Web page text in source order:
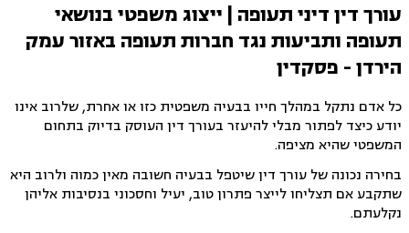
עורך דין דיני תעופה | ייצוג משפטי בנושאי
תעופה ותביעות נגד חברות תעופה באזור עמק
הירדן - פסקדין
כל אדם נתקל במהלך חייו בבעיה משפטית כזו או אחרת, שלרוב אינו
יודע כיצד לפתור מבלי להיעזר בעורך דין העוסק בדיוק בתחום
המשפטי שהיא מציפה.
בחירה נכונה של עורך דין שיטפל בבעיה חשובה מאין כמוה ולרוב היא
שתקבע אם תצליחו לייצר פתרון טוב, יעיל וחסכוני בנסיבות אליהן
נקלעתם.